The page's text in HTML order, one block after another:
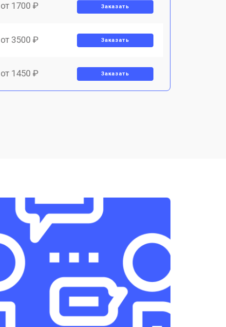
от 1700 ₽ Заказать
от 3500 ₽ Заказать
от 1450 ₽ Заказать
от 3300 ₽
от 1400 ₽ Заказать
от 2700 ₽ Заказать
от 950 ₽ Заказать